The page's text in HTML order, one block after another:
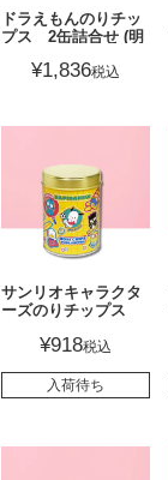
ドラえもんのりチッ
プス 2缶詰合せ (明
味）¥1,836税込
サンリオキャラクタ
ーズのりチップス
¥918税込
入荷待ち